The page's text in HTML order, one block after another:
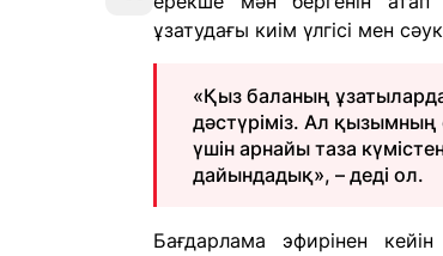
ұзатудағы киім үлгісі мен
«Қыз баланың ұзатыларда
дәстүріміз. Ал қызымның
үшін арнайы таза
дайындадық», – деді ол.
Бағдарлама эфирінен